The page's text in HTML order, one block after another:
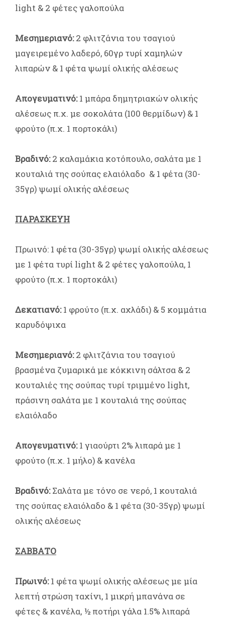
light & 2 φέτες γαλοπούλα
Μεσημεριανό:2 φλιτζάνια του τσαγιού
μαγειρεμένο λαδερό, 60γρ τυρί χαμηλών
λιπαρών & 1 φέτα ψωμί ολικής αλέσεως
Απογευματινό:1 μπάρα δημητριακών ολικής
αλέσεως π.χ. με σοκολάτα (100 θερμίδων) & 1
φρούτο (π.χ. 1 πορτοκάλι)
Βραδινό:2 καλαμάκια κοτόπουλο, σαλάτα με 1
κουταλιά της σούπας ελαιόλαδο & 1 φέτα (30-
35γρ) ψωμί ολικής αλέσεως
ΠΑΡΑΣΚΕΥΗ
Πρωινό: 1 φέτα (30-35γρ) ψωμί ολικής αλέσεως
με 1 φέτα τυρί light & 2 φέτες γαλοπούλα, 1
φρούτο (π.χ. 1 πορτοκάλι)
Δεκατιανό:1 φρούτο (π.χ. αχλάδι) & 5 κομμάτια
καρυδόψιχα
Μεσημεριανό:2 φλιτζάνια του τσαγιού
βρασμένα ζυμαρικά με κόκκινη σάλτσα & 2
κουταλιές της σούπας τυρί τριμμένο light,
πράσινη σαλάτα με 1 κουταλιά της σούπας
ελαιόλαδο
Απογευματινό:1 γιαούρτι 2% λιπαρά με 1
φρούτο (π.χ. 1 μήλο) & κανέλα
Βραδινό:Σαλάτα με τόνο σε νερό, 1 κουταλιά
της σούπας ελαιόλαδο & 1 φέτα (30-35γρ) ψωμί
ολικής αλέσεως
ΣΑΒΒΑΤΟ
Πρωινό:1 φέτα ψωμί ολικής αλέσεως με μία
λεπτή στρώση ταχίνι, 1 μικρή μπανάνα σε
φέτες & κανέλα, ½ ποτήρι γάλα 1.5% λιπαρά